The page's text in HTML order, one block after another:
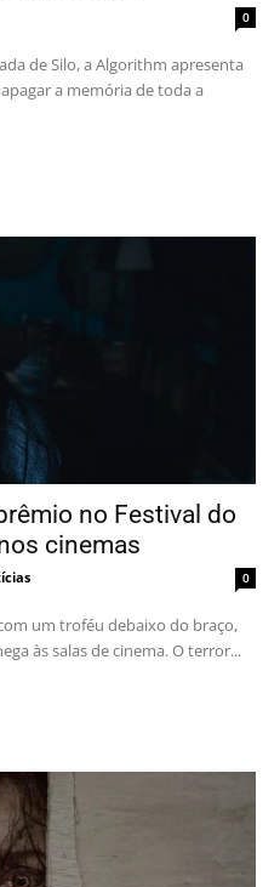
0
de Silo, a Algorithm apresenta
a memória de toda a
no Festival do
cinemas
0
um troféu debaixo do braço,
às salas de cinema. O terror...